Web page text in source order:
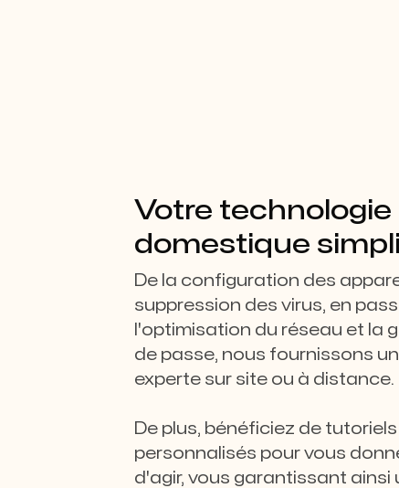
Votre technologie
domestique
De la configuration des
suppression des virus, en
l'optimisation du réseau et la
de passe, nous fournissons
experte sur site ou à distance.
De plus, bénéficiez de
personnalisés pour vous
d'agir, vous garantissant ainsi